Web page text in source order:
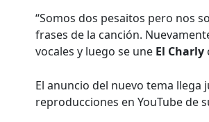
“Somos dos pesaitos pero nos
frases de la canción.
vocales y luego se une El Charly
El anuncio del nuevo tema llega
reproducciones en YouTube de